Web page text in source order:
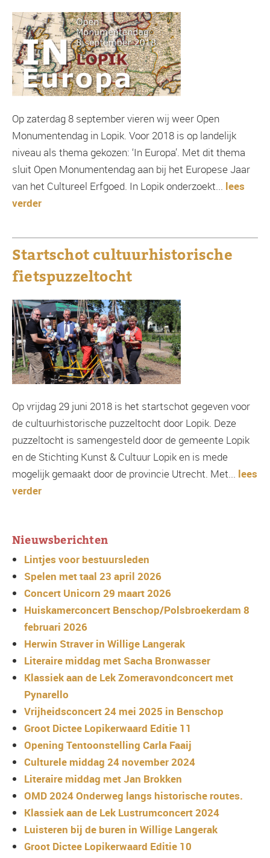
Nieuwsberichten
Lintjes voor bestuursleden
Spelen met taal 23 april 2026
Concert Unicorn 29 maart 2026
Huiskamerconcert Benschop/Polsbroekerdam 8
februari 2026
Herwin Straver in Willige Langerak
Literaire middag met Sacha Bronwasser
Klassiek aan de Lek Zomeravondconcert met
Pynarello
Vrijheidsconcert 24 mei 2025 in Benschop
Groot Dictee Lopikerwaard Editie 11
Opening Tentoonstelling Carla Faaij
Culturele middag 24 november 2024
Literaire middag met Jan Brokken
OMD 2024 Onderweg langs historische routes.
Klassiek aan de Lek Lustrumconcert 2024
Luisteren bij de buren in Willige Langerak
Groot Dictee Lopikerwaard Editie 10
Op zaterdag 8 september vieren wij weer Open
Monumentendag in Lopik. Voor 2018 is op landelijk
niveau als thema gekozen: ‘In Europa’. Met dit thema
sluit Open Monumentendag aan bij het Europese Jaar
van het Cultureel Erfgoed. In Lopik onderzoekt... lees
verder
Startschot cultuurhistorische
fietspuzzeltocht
Op vrijdag 29 juni 2018 is het startschot gegeven voor
de cultuurhistorische puzzeltocht door Lopik. Deze
puzzeltocht is samengesteld door de gemeente Lopik
en de Stichting Kunst & Cultuur Lopik en is mede
mogelijk gemaakt door de provincie Utrecht. Met... lees
verder